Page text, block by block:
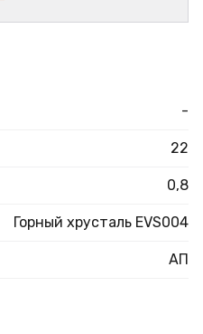
-
22
0,8
Горный хрусталь EVS004
АП